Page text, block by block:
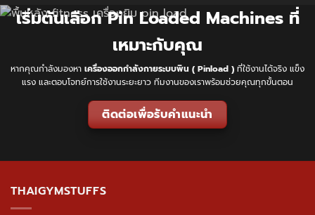
เริ่มต้นเลือก Pin Loaded Machines ที่
เหมาะกับคุณ
หากคุณกำลังมองหา เครื่องออกกำลังกายระบบพิน ( Pinload ) ที่ใช้งานได้จริง แข็ง
แรง และตอบโจทย์การใช้งานระยะยาว ทีมงานของเราพร้อมช่วยคุณทุกขั้นตอน
ติดต่อเพื่อรับคำแนะนำ
THAIGYMSTUFFS